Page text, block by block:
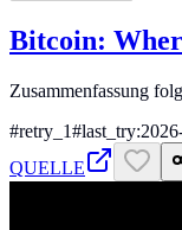
Bitcoin:
Zusammenfassung
#retry_1#
QUELLE